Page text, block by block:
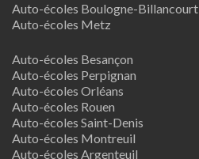
Auto-écoles Boulogne-Billancourt
Auto-écoles Metz
Auto-écoles Besançon
Auto-écoles Perpignan
Auto-écoles Orléans
Auto-écoles Rouen
Auto-écoles Saint-Denis
Auto-écoles Montreuil
Auto-écoles Argenteuil